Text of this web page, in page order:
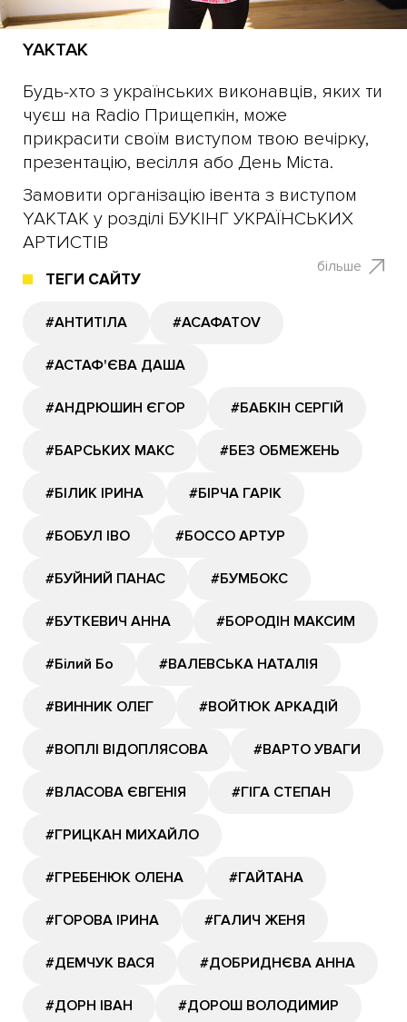
YAKTAK
Будь-хто з українських виконавців, яких ти
чуєш на Radio Прищепкін, може
прикрасити своїм виступом твою вечірку,
презентацію, весілля або День Міста.
Замовити організацію івента з виступом
YAKTAK у розділі БУКІНГ УКРАЇНСЬКИХ
АРТИСТІВ
більше
ТЕГИ САЙТУ
#АНТИТІЛА #АСАФАТОV
#АСТАФ'ЄВА ДАША
#АНДРЮШИН ЄГОР #БАБКІН СЕРГІЙ
#БАРСЬКИХ МАКС #БЕЗ ОБМЕЖЕНЬ
#БІЛИК ІРИНА #БІРЧА ГАРІК
#БОБУЛ ІВО #БОССО АРТУР
#БУЙНИЙ ПАНАС #БУМБОКС
#БУТКЕВИЧ АННА #БОРОДІН МАКСИМ
#Білий Бо #ВАЛЕВСЬКА НАТАЛІЯ
#ВИННИК ОЛЕГ #ВОЙТЮК АРКАДІЙ
#ВОПЛІ ВІДОПЛЯСОВА #ВАРТО УВАГИ
#ВЛАСОВА ЄВГЕНІЯ #ГІГА СТЕПАН
#ГРИЦКАН МИХАЙЛО
#ГРЕБЕНЮК ОЛЕНА #ГАЙТАНА
#ГОРОВА ІРИНА #ГАЛИЧ ЖЕНЯ
#ДЕМЧУК ВАСЯ #ДОБРИДНЄВА АННА
#ДОРН ІВАН #ДОРОШ ВОЛОДИМИР